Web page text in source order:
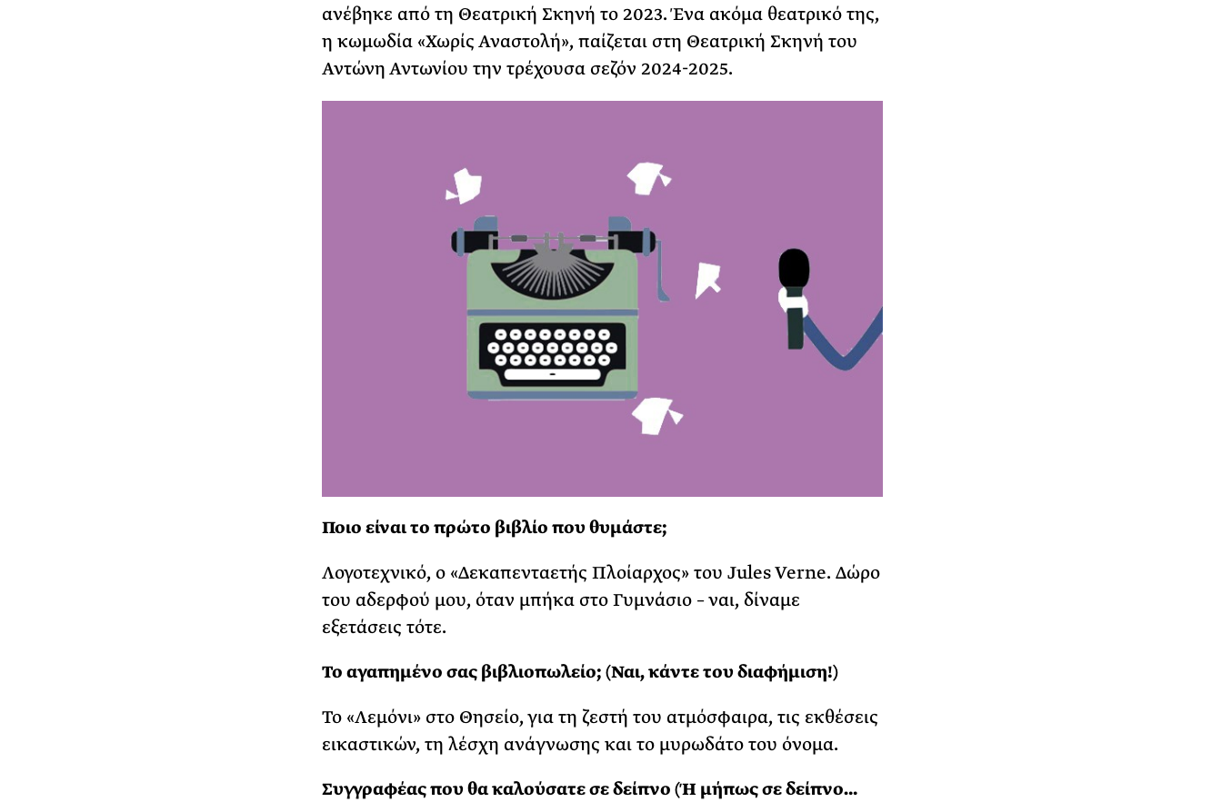
ανέβηκε από τη Θεατρική Σκηνή το 2023. Ένα ακόμα θεατρικό της,
η κωμωδία «Χωρίς Αναστολή», παίζεται στη Θεατρική Σκηνή του
Αντώνη Αντωνίου την τρέχουσα σεζόν 2024-2025.
Ποιo είναι το πρώτο βιβλίο που θυμάστε;
Λογοτεχνικό, ο «Δεκαπενταετής Πλοίαρχος» του Jules Verne. Δώρο
του αδερφού μου, όταν μπήκα στο Γυμνάσιο – ναι, δίναμε
εξετάσεις τότε.
Το αγαπημένο σας βιβλιοπωλείο; (Ναι, κάντε του διαφήμιση!)
Το «Λεμόνι» στο Θησείο, για τη ζεστή του ατμόσφαιρα, τις εκθέσεις
εικαστικών, τη λέσχη ανάγνωσης και το μυρωδάτο του όνομα.
Συγγραφέας που θα καλούσατε σε δείπνο (Ή μήπως σε δείπνο…